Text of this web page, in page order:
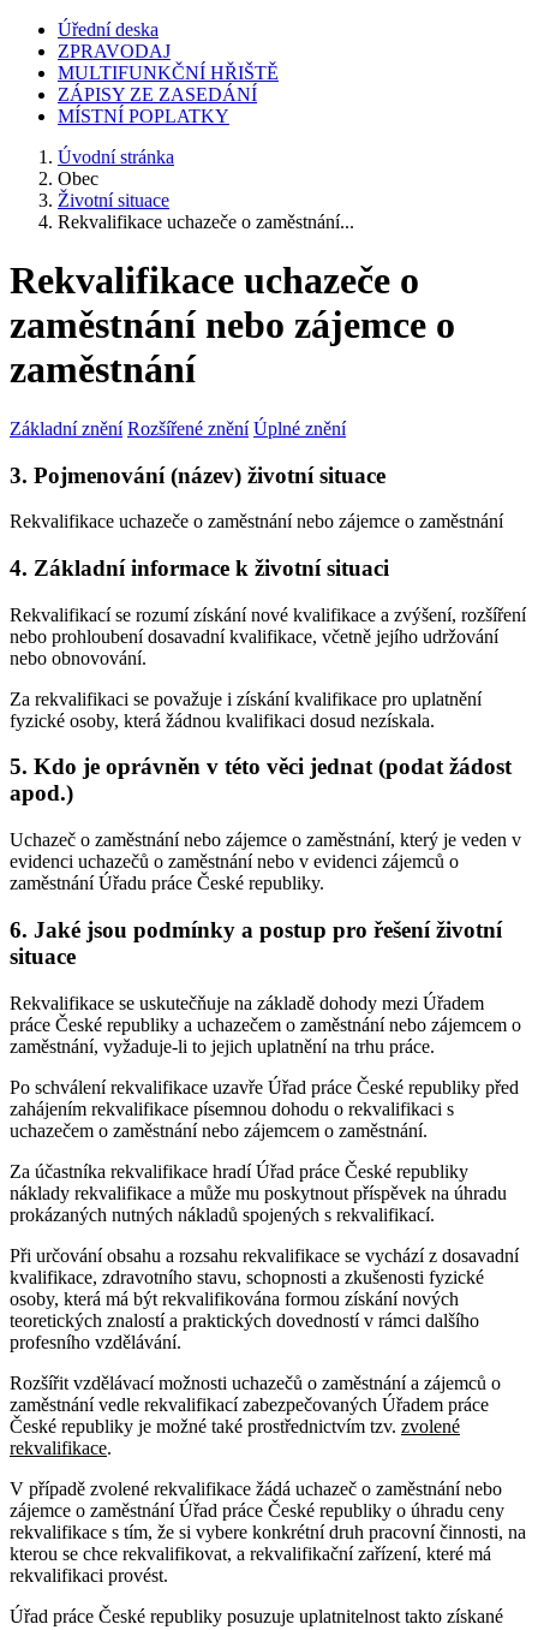
Úřední deska
ZPRAVODAJ
MULTIFUNKČNÍ HŘIŠTĚ
ZÁPISY ZE ZASEDÁNÍ
MÍSTNÍ POPLATKY
Úvodní stránka
Obec
Životní situace
Rekvalifikace uchazeče o zaměstnání...
Rekvalifikace uchazeče o
zaměstnání nebo zájemce o
zaměstnání
Základní znění Rozšířené znění Úplné znění
3. Pojmenování (název) životní situace
Rekvalifikace uchazeče o zaměstnání nebo zájemce o zaměstnání
4. Základní informace k životní situaci
Rekvalifikací se rozumí získání nové kvalifikace a zvýšení, rozšíření
nebo prohloubení dosavadní kvalifikace, včetně jejího udržování
nebo obnovování.
Za rekvalifikaci se považuje i získání kvalifikace pro uplatnění
fyzické osoby, která žádnou kvalifikaci dosud nezískala.
5. Kdo je oprávněn v této věci jednat (podat žádost
apod.)
Uchazeč o zaměstnání nebo zájemce o zaměstnání, který je veden v
evidenci uchazečů o zaměstnání nebo v evidenci zájemců o
zaměstnání Úřadu práce České republiky.
6. Jaké jsou podmínky a postup pro řešení životní
situace
Rekvalifikace se uskutečňuje na základě dohody mezi Úřadem
práce České republiky a uchazečem o zaměstnání nebo zájemcem o
zaměstnání, vyžaduje-li to jejich uplatnění na trhu práce.
Po schválení rekvalifikace uzavře Úřad práce České republiky před
zahájením rekvalifikace písemnou dohodu o rekvalifikaci s
uchazečem o zaměstnání nebo zájemcem o zaměstnání.
Za účastníka rekvalifikace hradí Úřad práce České republiky
náklady rekvalifikace a může mu poskytnout příspěvek na úhradu
prokázaných nutných nákladů spojených s rekvalifikací.
Při určování obsahu a rozsahu rekvalifikace se vychází z dosavadní
kvalifikace, zdravotního stavu, schopnosti a zkušenosti fyzické
osoby, která má být rekvalifikována formou získání nových
teoretických znalostí a praktických dovedností v rámci dalšího
profesního vzdělávání.
Rozšířit vzdělávací možnosti uchazečů o zaměstnání a zájemců o
zaměstnání vedle rekvalifikací zabezpečovaných Úřadem práce
České republiky je možné také prostřednictvím tzv. zvolené
rekvalifikace.
V případě zvolené rekvalifikace žádá uchazeč o zaměstnání nebo
zájemce o zaměstnání Úřad práce České republiky o úhradu ceny
rekvalifikace s tím, že si vybere konkrétní druh pracovní činnosti, na
kterou se chce rekvalifikovat, a rekvalifikační zařízení, které má
rekvalifikaci provést.
Úřad práce České republiky posuzuje uplatnitelnost takto získané